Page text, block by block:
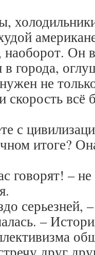
наоборот.
в города,
не
скорость всё
с
итоге?
говорят! –
серьезней,
–